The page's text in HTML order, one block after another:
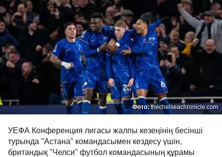
Фото: thechelseachronicle.com
УЕФА Конференция лигасы жалпы кезеңінің бесінші
турында "Астана" командасымен кездесу үшін,
британдық "Челси" футбол командасының құрамы